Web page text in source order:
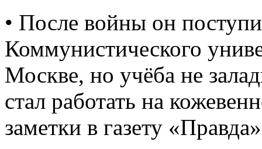
• После войны он
Коммунистического
Москве, но учёба не
стал работать на
заметки в газету